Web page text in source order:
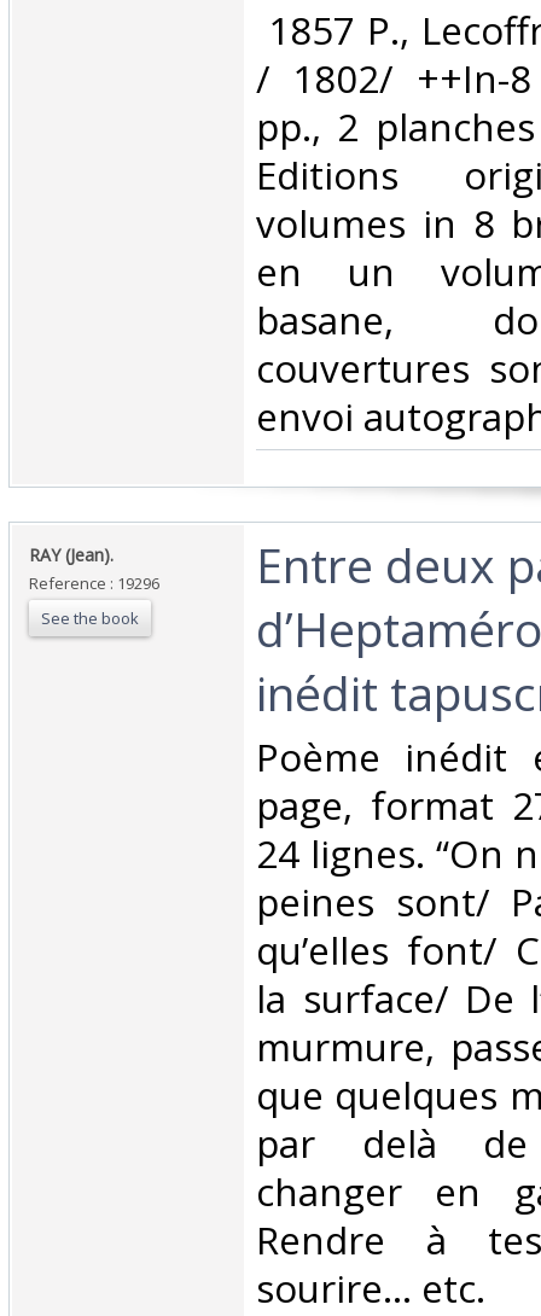
1857 P.,
/ 1802/ ++In-8
pp., 2
Editions
volumes in 8
en un
basane,
couvertures
envoi
‎RAY (Jean).‎
Reference : 19296
See the book
‎Entre deux
inédit
‎Poème inédit
page, format
24 lignes. “On
peines sont/
qu’elles font/
la surface/ De
murmure,
que quelques
par delà de
changer en
Rendre à
sourire... etc.‎